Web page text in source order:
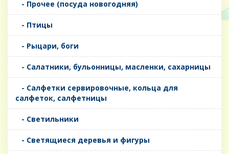
- Прочее (посуда новогодняя)
- Птицы
- Рыцари, боги
- Салатники, бульонницы, масленки, сахарницы
- Салфетки сервировочные, кольца для
салфеток, салфетницы
- Светильники
- Светящиеся деревья и фигуры